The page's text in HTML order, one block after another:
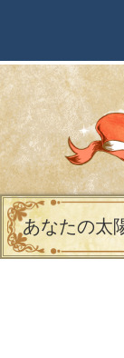
あなたの太